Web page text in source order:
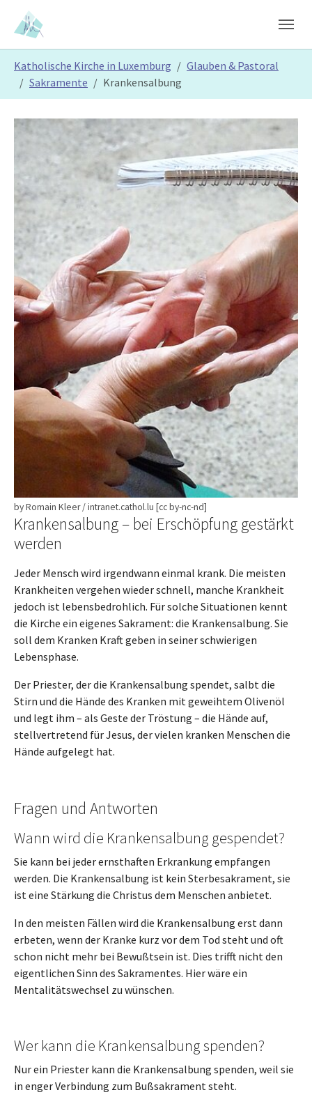
Skip to main content
Skip to page footer
Katholische Kirche in Luxemburg
Glauben & Pastoral
Sakramente
Krankensalbung
by Romain Kleer / intranet.cathol.lu [cc by-nc-nd]
Krankensalbung – bei Erschöpfung gestärkt
werden
Jeder Mensch wird irgendwann einmal krank. Die meisten
Krankheiten vergehen wieder schnell, manche Krankheit
jedoch ist lebensbedrohlich. Für solche Situationen kennt
die Kirche ein eigenes Sakrament: die Krankensalbung. Sie
soll dem Kranken Kraft geben in seiner schwierigen
Lebensphase.
Der Priester, der die Krankensalbung spendet, salbt die
Stirn und die Hände des Kranken mit geweihtem Olivenöl
und legt ihm – als Geste der Tröstung – die Hände auf,
stellvertretend für Jesus, der vielen kranken Menschen die
Hände aufgelegt hat.
Fragen und Antworten
Wann wird die Krankensalbung gespendet?
Sie kann bei jeder ernsthaften Erkrankung empfangen
werden. Die Krankensalbung ist kein Sterbesakrament, sie
ist eine Stärkung die Christus dem Menschen anbietet.
In den meisten Fällen wird die Krankensalbung erst dann
erbeten, wenn der Kranke kurz vor dem Tod steht und oft
schon nicht mehr bei Bewußtsein ist. Dies trifft nicht den
eigentlichen Sinn des Sakramentes. Hier wäre ein
Mentalitätswechsel zu wünschen.
Wer kann die Krankensalbung spenden?
Nur ein Priester kann die Krankensalbung spenden, weil sie
in enger Verbindung zum Bußsakrament steht.